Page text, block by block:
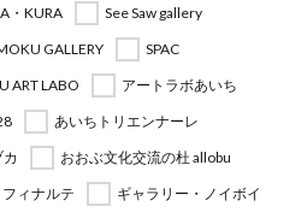
・KURA
See Saw gallery
GALLERY
SPAC
ART LABO
アートラボあいち
あいちトリエンナーレ
おおぶ文化交流の杜 allobu
ィナルテ
ギャラリー・ノイボイ